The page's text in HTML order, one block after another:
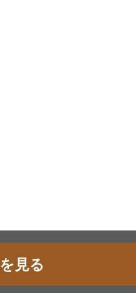
見る